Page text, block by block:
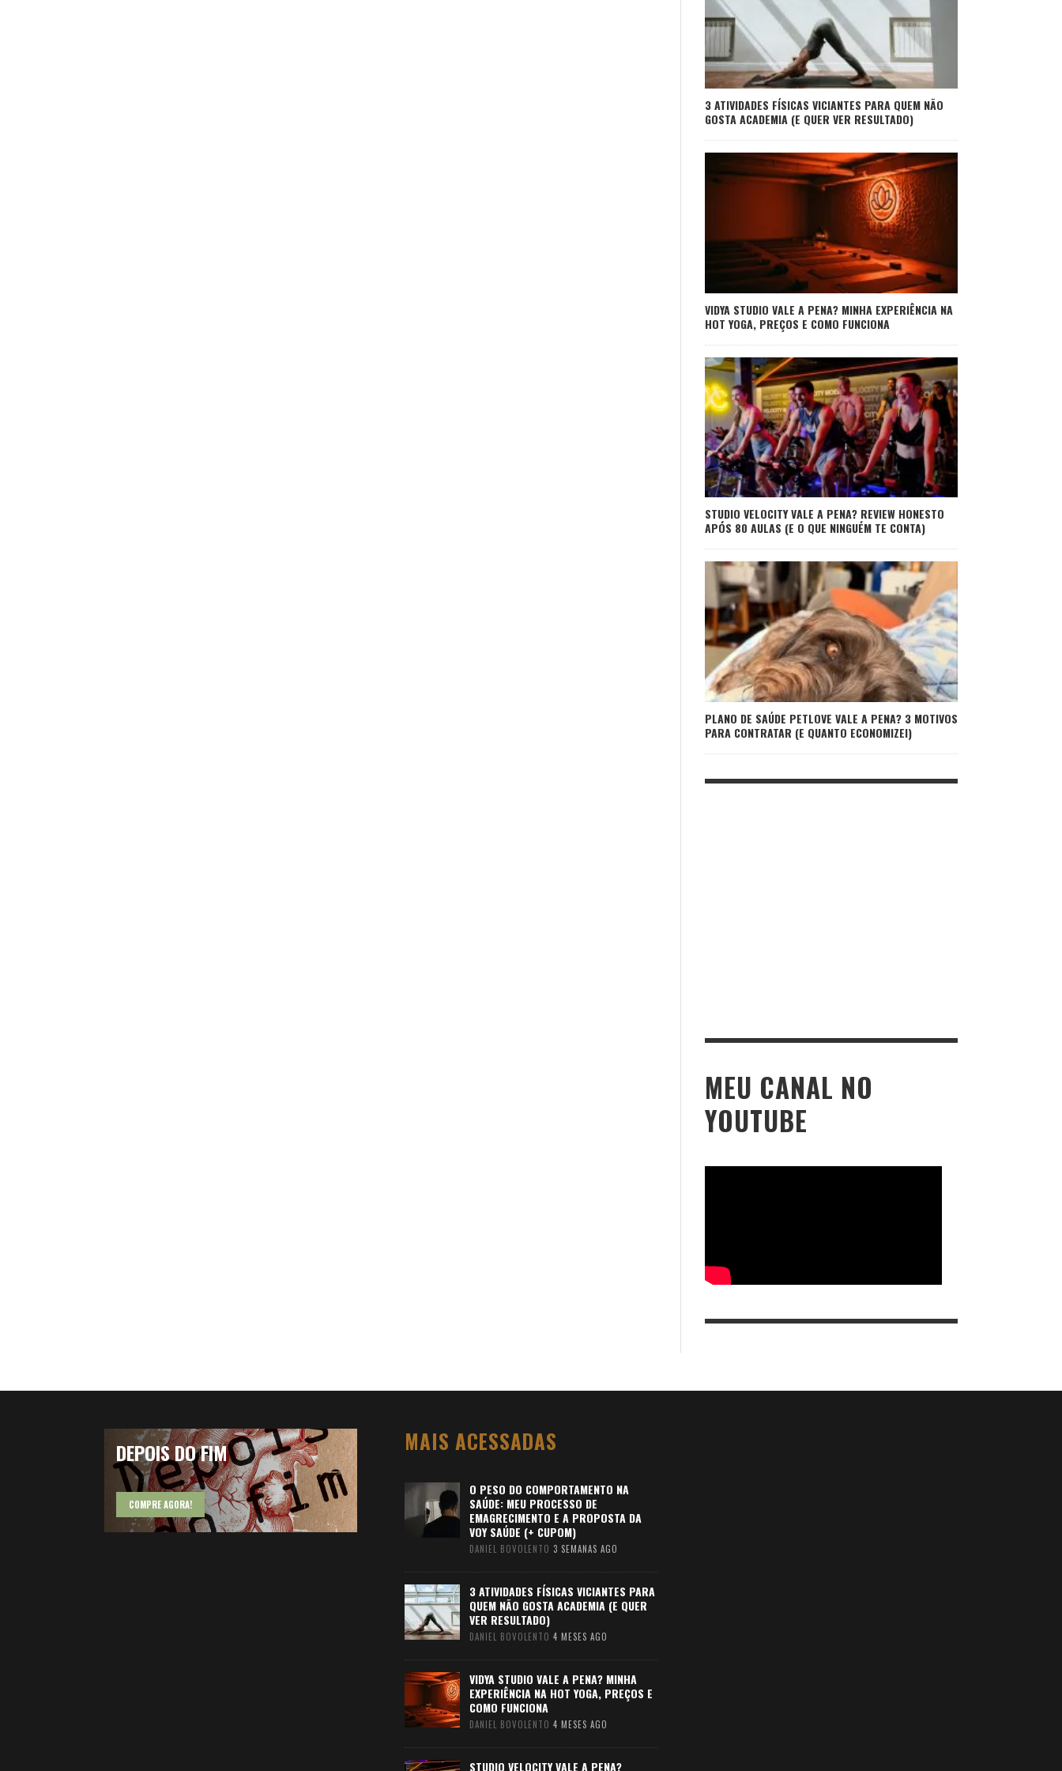
3 ATIVIDADES FÍSICAS VICIANTES PARA QUEM NÃO
GOSTA ACADEMIA (E QUER VER RESULTADO)
VIDYA STUDIO VALE A PENA? MINHA EXPERIÊNCIA NA
HOT YOGA, PREÇOS E COMO FUNCIONA
STUDIO VELOCITY VALE A PENA? REVIEW HONESTO
APÓS 80 AULAS (E O QUE NINGUÉM TE CONTA)
PLANO DE SAÚDE PETLOVE VALE A PENA? 3 MOTIVOS
PARA CONTRATAR (E QUANTO ECONOMIZEI)
MEU CANAL NO
YOUTUBE
DEPOIS DO FIM
COMPRE AGORA!
MAIS ACESSADAS
O PESO DO COMPORTAMENTO NA
SAÚDE: MEU PROCESSO DE
EMAGRECIMENTO E A PROPOSTA DA
VOY SAÚDE (+ CUPOM)
DANIEL BOVOLENTO 3 SEMANAS AGO
3 ATIVIDADES FÍSICAS VICIANTES PARA
QUEM NÃO GOSTA ACADEMIA (E QUER
VER RESULTADO)
DANIEL BOVOLENTO 4 MESES AGO
VIDYA STUDIO VALE A PENA? MINHA
EXPERIÊNCIA NA HOT YOGA, PREÇOS E
COMO FUNCIONA
DANIEL BOVOLENTO 4 MESES AGO
STUDIO VELOCITY VALE A PENA?